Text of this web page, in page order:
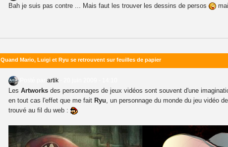
Bah je suis pas contre ... Mais faut les trouver les dessins de persos
Quand Mario, Luigi et Ryu se retrouvent sur feuilles de papier
artik
Les Artworks des personnages de jeux vidéos sont souvent d'une
en tout cas l'effet que me fait Ryu, un personnage du monde du jeu vidéo
trouvé au fil du web :